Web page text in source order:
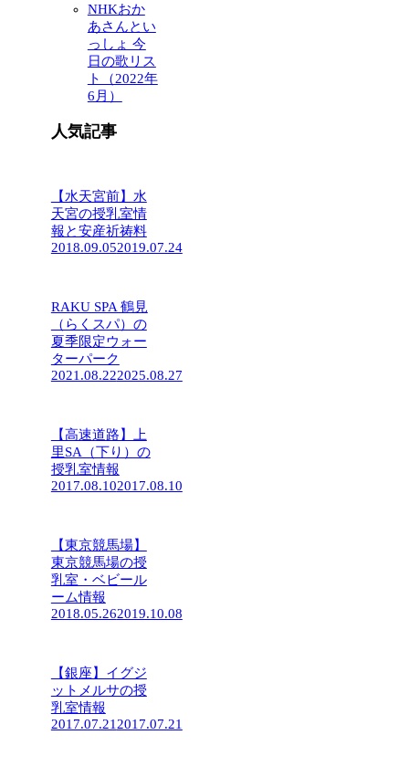
NHKおか
あさんとい
っしょ 今
日の歌リス
ト（2022年
6月）
人気記事
【水天宮前】水
天宮の授乳室情
報と安産祈祷料
2018.09.052019.07.24
RAKU SPA 鶴見
（らくスパ）の
夏季限定ウォー
ターパーク
2021.08.222025.08.27
【高速道路】上
里SA（下り）の
授乳室情報
2017.08.102017.08.10
【東京競馬場】
東京競馬場の授
乳室・ベビール
ーム情報
2018.05.262019.10.08
【銀座】イグジ
ットメルサの授
乳室情報
2017.07.21 2017.07.21